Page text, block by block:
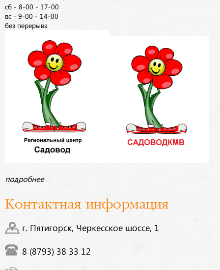
сб - 8-00 - 17-00
вс - 9-00 - 14-00
без перерыва
подробнее
Контактная информация
г. Пятигорск, Черкесское шоссе, 1
8 (8793) 38 33 12